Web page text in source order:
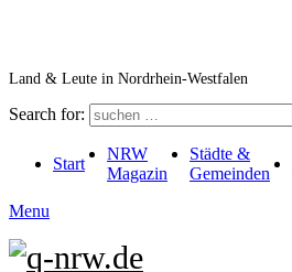
Land & Leute in Nordrhein-Westfalen
Search for:
Start
NRW
Magazin
Städte &
Gemeinden
Menu